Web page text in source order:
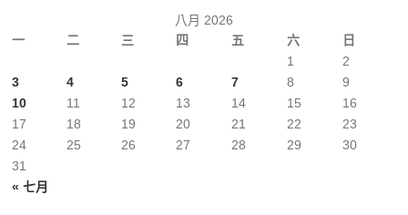
八月 2026
一
二 三 四 五 六 日
« 七月
1
2
3
4 5 6 7 8
9
10
11 12 13 14 15
16
17
18 19 20 21 22
23
24
25 26 27 28 29
30
31